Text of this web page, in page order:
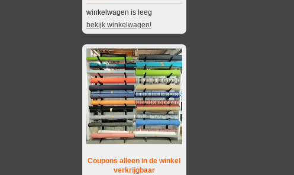
winkelwagen is leeg
bekijk winkelwagen!
Coupons alleen in de winkel
verkrijgbaar